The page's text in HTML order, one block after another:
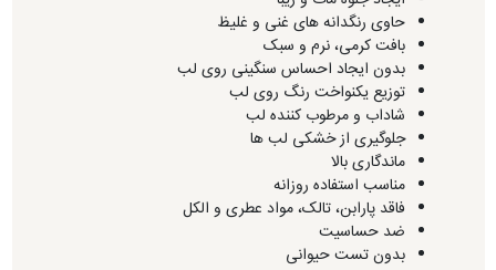
حاوی رنگدانه های غنی و غلیظ
بافت کرمی، نرم و سبک
بدون ایجاد احساس سنگینی روی لب
توزیع یکنواخت رنگ روی لب
شاداب و مرطوب کننده لب
جلوگیری از خشکی لب ها
ماندگاری بالا
مناسب استفاده روزانه
فاقد پارابن، تالک، مواد عطری و الکل
ضد حساسیت
بدون تست حیوانی